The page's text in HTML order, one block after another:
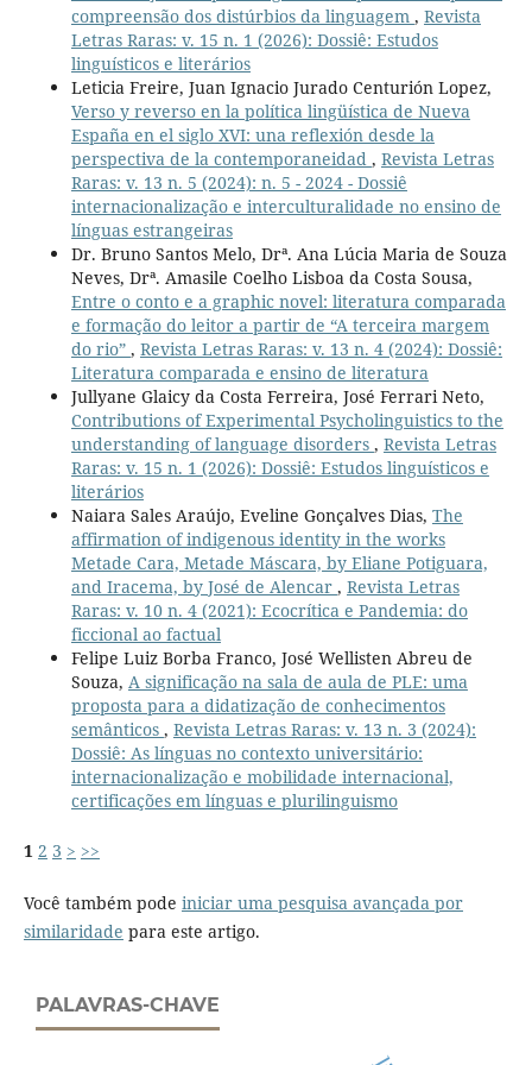
compreensão dos distúrbios da linguagem , Revista
Letras Raras: v. 15 n. 1 (2026): Dossiê: Estudos
linguísticos e literários
Leticia Freire, Juan Ignacio Jurado Centurión Lopez,
Verso y reverso en la política lingüística de Nueva
España en el siglo XVI: una reflexión desde la
perspectiva de la contemporaneidad , Revista Letras
Raras: v. 13 n. 5 (2024): n. 5 - 2024 - Dossiê
internacionalização e interculturalidade no ensino de
línguas estrangeiras
Dr. Bruno Santos Melo, Drª. Ana Lúcia Maria de Souza
Neves, Drª. Amasile Coelho Lisboa da Costa Sousa,
Entre o conto e a graphic novel: literatura comparada
e formação do leitor a partir de “A terceira margem
do rio” , Revista Letras Raras: v. 13 n. 4 (2024): Dossiê:
Literatura comparada e ensino de literatura
Jullyane Glaicy da Costa Ferreira, José Ferrari Neto,
Contributions of Experimental Psycholinguistics to the
understanding of language disorders , Revista Letras
Raras: v. 15 n. 1 (2026): Dossiê: Estudos linguísticos e
literários
Naiara Sales Araújo, Eveline Gonçalves Dias, The
affirmation of indigenous identity in the works
Metade Cara, Metade Máscara, by Eliane Potiguara,
and Iracema, by José de Alencar , Revista Letras
Raras: v. 10 n. 4 (2021): Ecocrítica e Pandemia: do
ficcional ao factual
Felipe Luiz Borba Franco, José Wellisten Abreu de
Souza, A significação na sala de aula de PLE: uma
proposta para a didatização de conhecimentos
semânticos , Revista Letras Raras: v. 13 n. 3 (2024):
Dossiê: As línguas no contexto universitário:
internacionalização e mobilidade internacional,
certificações em línguas e plurilinguismo
1 2 3 > >>
Você também pode iniciar uma pesquisa avançada por
similaridade para este artigo.
PALAVRAS-CHAVE